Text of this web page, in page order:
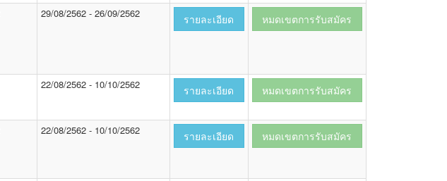
29/08/2562 - 26/09/2562 รายละเอียด หมดเขตการรับสมัคร
22/08/2562 - 10/10/2562 รายละเอียด หมดเขตการรับสมัคร
22/08/2562 - 10/10/2562 รายละเอียด หมดเขตการรับสมัคร